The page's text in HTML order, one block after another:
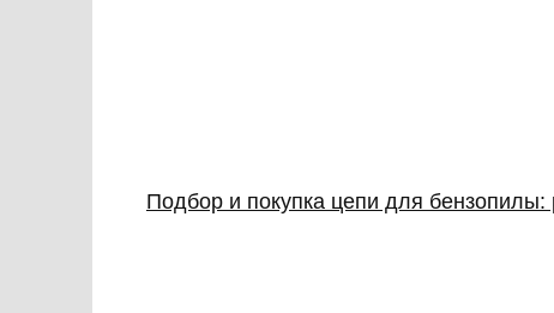
Подбор и покупка цепи для бензопилы: